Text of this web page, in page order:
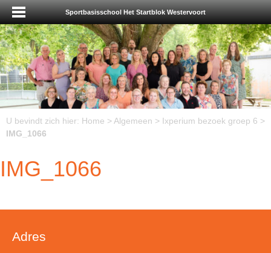
Sportbasisschool Het Startblok Westervoort
U bevindt zich hier: Home > Algemeen > Ixperium bezoek groep 6 >
IMG_1066
IMG_1066
Adres